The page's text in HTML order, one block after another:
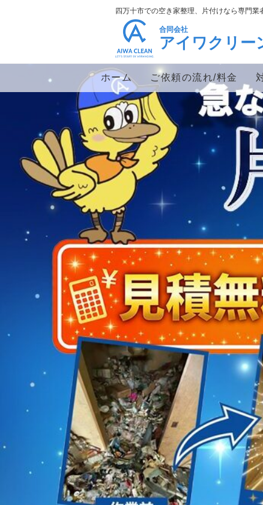
四万十市での空き家整理、片付けなら専門
合同会社
アイワクリー
ホーム ご依頼の流れ/料金